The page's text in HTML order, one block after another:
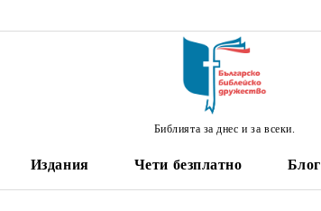
Библията за днес и за всеки.
Издания Чети безплатно Блог